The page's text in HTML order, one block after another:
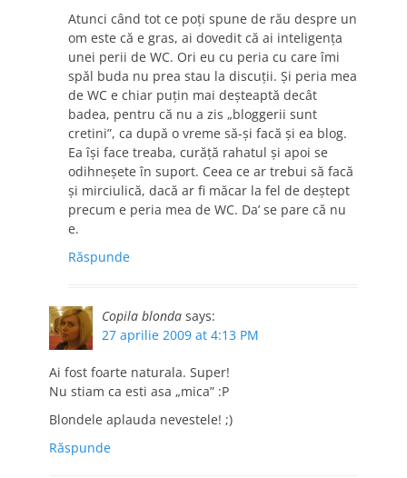
Atunci când tot ce poţi spune de rău despre un
om este că e gras, ai dovedit că ai inteligenţa
unei perii de WC. Ori eu cu peria cu care îmi
spăl buda nu prea stau la discuţii. Şi peria mea
de WC e chiar puţin mai deşteaptă decât
badea, pentru că nu a zis „bloggerii sunt
cretini”, ca după o vreme să-şi facă şi ea blog.
Ea îşi face treaba, curăţă rahatul şi apoi se
odihneşete în suport. Ceea ce ar trebui să facă
şi mirciulică, dacă ar fi măcar la fel de deştept
precum e peria mea de WC. Da’ se pare că nu
e.
Răspunde
Copila blonda says:
27 aprilie 2009 at 4:13 PM
Ai fost foarte naturala. Super!
Nu stiam ca esti asa „mica” :P
Blondele aplauda nevestele! ;)
Răspunde